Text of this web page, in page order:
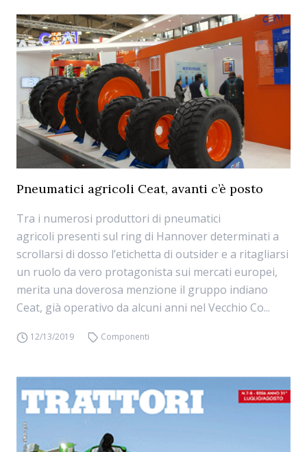
Pneumatici agricoli Ceat, avanti c’è posto
Tra i numerosi produttori di pneumatici
agricoli presenti sul ring di Hannover determinati a
scrollarsi di dosso l’etichetta di outsider e a ritagliarsi
un ruolo da vero protagonista sui mercati europei,
merita una doverosa menzione il gruppo indiano
Ceat, già operativo da alcuni anni nel Vecchio Co...
12/13/2019 Componenti